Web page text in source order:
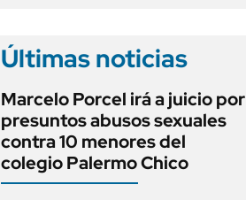
Últimas noticias
Marcelo Porcel irá a juicio por
presuntos abusos sexuales
contra 10 menores del
colegio Palermo Chico